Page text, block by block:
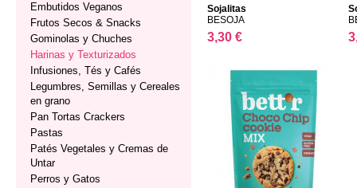
Embutidos Veganos
Frutos Secos & Snacks
Gominolas y Chuches
Harinas y Texturizados
Infusiones, Tés y Cafés
Legumbres, Semillas y Cereales
en grano
Pan Tortas Crackers
Pastas
Patés Vegetales y Cremas de
Untar
Perros y Gatos
Sojalitas
BESOJA
3,30 €